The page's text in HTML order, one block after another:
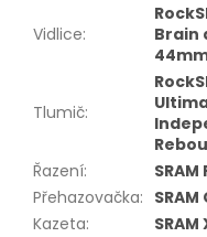
Vidlice:
Brain
Tlumič:
Řazení:
Přehazovačka:
Kazeta: